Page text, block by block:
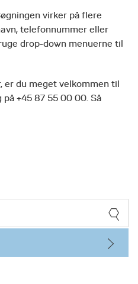
virker på flere
telefonnummer eller
drop-down menuerne til
er du meget velkommen til
+45 87 55 00 00. Så